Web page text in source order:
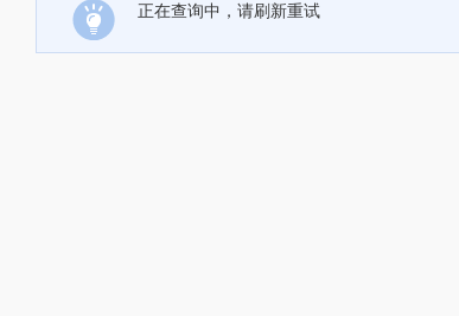
正在查询中，请刷新重试